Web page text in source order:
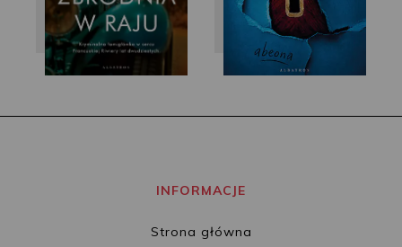
INFORMACJE
Strona główna